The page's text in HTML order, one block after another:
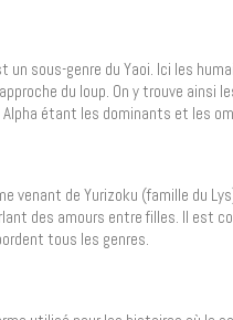
un sous-genre du Yaoi. Ici les
du loup. On y trouve ainsi
Alpha étant les dominants et les
venant de Yurizoku (famille du
des amours entre filles. Il est
tous les genres.